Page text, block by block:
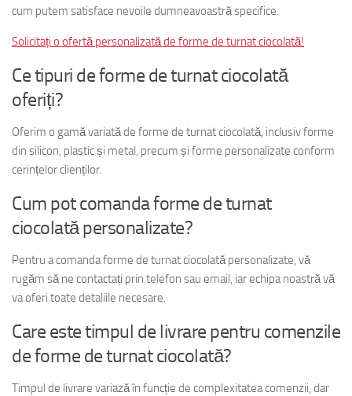
cum putem satisface nevoile dumneavoastră specifice.
Solicitați o ofertă personalizată de forme de turnat ciocolată!
Ce tipuri de forme de turnat ciocolată
oferiți?
Oferim o gamă variată de forme de turnat ciocolată, inclusiv forme
din silicon, plastic și metal, precum și forme personalizate conform
cerințelor clienților.
Cum pot comanda forme de turnat
ciocolată personalizate?
Pentru a comanda forme de turnat ciocolată personalizate, vă
rugăm să ne contactați prin telefon sau email, iar echipa noastră vă
va oferi toate detaliile necesare.
Care este timpul de livrare pentru comenzile
de forme de turnat ciocolată?
Timpul de livrare variază în funcție de complexitatea comenzii, dar